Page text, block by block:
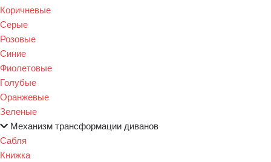
Коричневые
Серые
Розовые
Синие
Фиолетовые
Голубые
Оранжевые
Зеленые
Механизм трансформации диванов
Сабля
Книжка